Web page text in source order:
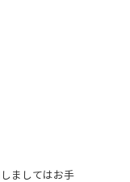
ましてはお手